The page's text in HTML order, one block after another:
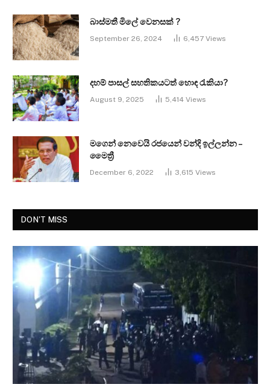
බාස්මතී මිලේ වෙනසක් ?
September 26, 2024 6,457 Views
දහම් පාසල් සහතිකයටත් හොඳ රැකියා?
August 9, 2025 5,414 Views
මගෙන් නෙවෙයි රජයෙන් වන්දි ඉල්ලන්න –
මෛත්‍රී
December 6, 2022 3,615 Views
DON'T MISS